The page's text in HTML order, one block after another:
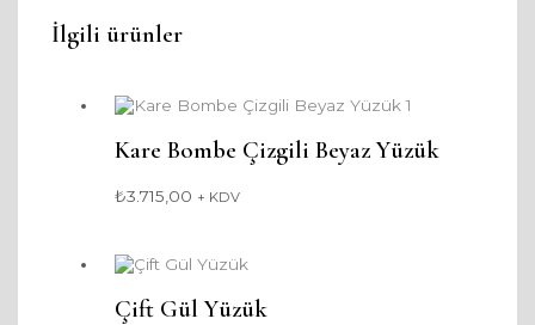
İlgili ürünler
Kare Bombe Çizgili Beyaz Yüzük
₺3.715,00 + KDV
Çift Gül Yüzük